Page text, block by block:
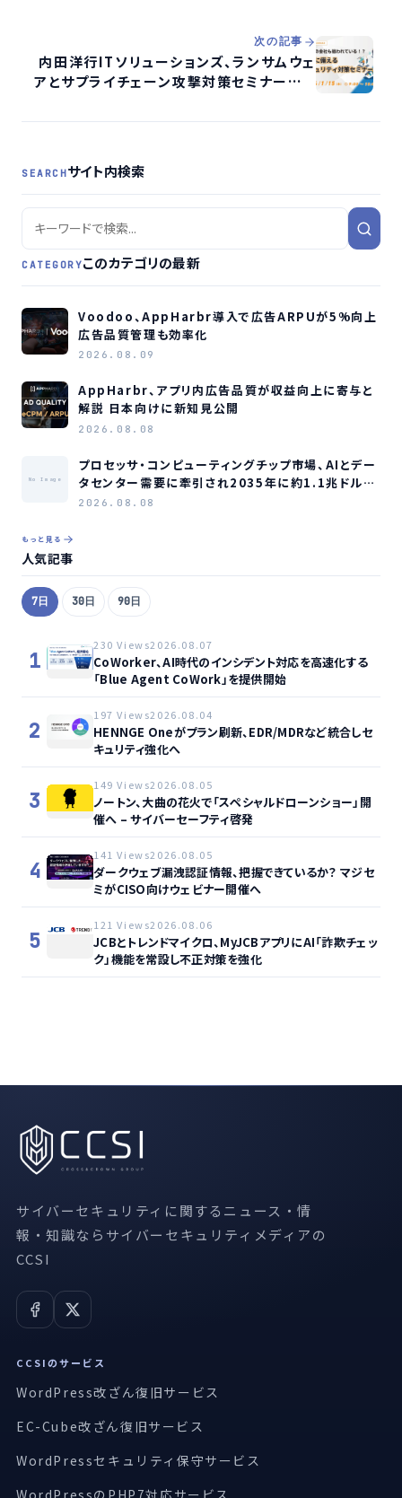
次の記事
内田洋行ITソリューションズ、ランサムウェ
アとサプライチェーン攻撃対策セミナーをオ
SEARCHサイト内検索
CATEGORYこのカテゴリの最新
Voodoo、AppHarbr導入で広告ARPUが5%向上
広告品質管理も効率化
2026.08.09
AppHarbr、アプリ内広告品質が収益向上に寄与と
解説 日本向けに新知見公開
2026.08.08
No Image
プロセッサ・コンピューティングチップ市場、AIとデー
タセンター需要に牽引され2035年に約1.1兆ドル規
模へ成長か
2026.08.08
もっと見る
人気記事
7日 30日 90日
1
230 Views2026.08.07
CoWorker、AI時代のインシデント対応を高速化する
「Blue Agent CoWork」を提供開始
2
197 Views2026.08.04
HENNGE Oneがプラン刷新、EDR/MDRなど統合しセ
キュリティ強化へ
3
149 Views2026.08.05
ノートン、大曲の花火で「スペシャルドローンショー」開
催へ – サイバーセーフティ啓発
4
141 Views2026.08.05
ダークウェブ漏洩認証情報、把握できているか？ マジセ
ミがCISO向けウェビナー開催へ
5
121 Views2026.08.06
JCBとトレンドマイクロ、MyJCBアプリにAI「詐欺チェッ
ク」機能を常設し不正対策を強化
サイバーセキュリティに関するニュース・情
報・知識ならサイバーセキュリティメディアの
CCSI
CCSIのサービス
WordPress改ざん復旧サービス
EC-Cube改ざん復旧サービス
WordPressセキュリティ保守サービス
WordPressのPHP7対応サービス